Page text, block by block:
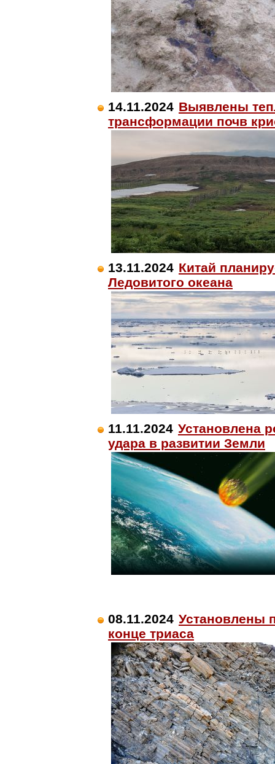
14.11.2024 Выявлены
трансформации почв
13.11.2024 Китай
Ледовитого океана
11.11.2024 Установлена
удара в развитии Земли
08.11.2024 Установлены
конце триаса